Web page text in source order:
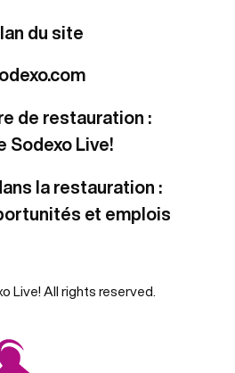
du site
de restauration :
Sodexo Live!
la restauration :
et emplois
Live! All rights reserved.